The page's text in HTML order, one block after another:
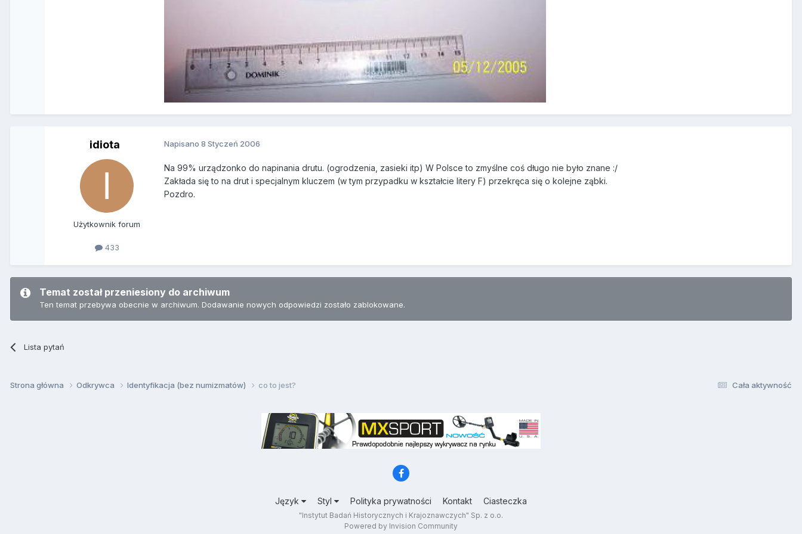
idiota
Użytkownik forum
433
Napisano8 Styczeń 2006
Na 99% urządzonko do napinania drutu. (ogrodzenia, zasieki itp) W Polsce to zmyślne coś długo nie było znane :/
Zakłada się to na drut i specjalnym kluczem (w tym przypadku w kształcie litery F) przekręca się o kolejne ząbki.
Pozdro.
Temat został przeniesiony do archiwum
Ten temat przebywa obecnie w archiwum. Dodawanie nowych odpowiedzi zostało zablokowane.
Lista pytań
Cała aktywność
Strona główna Odkrywca Identyfikacja (bez numizmatów) co to jest?
Język Styl Polityka prywatności Kontakt Ciasteczka
"Instytut Badań Historycznych i Krajoznawczych" Sp. z o.o.
Powered by Invision Community